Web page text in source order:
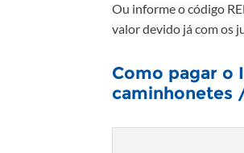
Ou informe o código
valor devido já com os
Como pagar o